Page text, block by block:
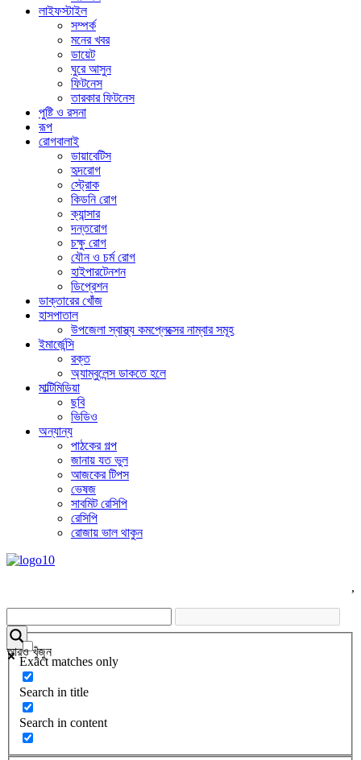
লাইফস্টাইল
সম্পর্ক
মনের খবর
ডায়েট
ঘুরে আসুন
ফিটনেস
তারকার ফিটনেস
পুষ্টি ও রসনা
রূপ
রোগবালাই
ডায়াবেটিস
হৃদরোগ
স্ট্রোক
কিডনি রোগ
ক্যান্সার
দন্তরোগ
চক্ষু রোগ
যৌন ও চর্ম রোগ
হাইপারটেনশন
ডিপ্রেশন
ডাক্তারের খোঁজ
হাসপাতাল
উপজেলা স্বাস্থ্য কমপ্লেক্সের নাম্বার সমূহ
ইমার্জেন্সি
রক্ত
অ্যাম্বুলেন্স ডাকতে হলে
মাল্টিমিডিয়া
ছবি
ভিডিও
অন্যান্য
পাঠকের গল্প
জানায় যত ভুল
আজকের টিপস
ভেষজ
সাবমিট রেসিপি
রেসিপি
রোজায় ভাল থাকুন
,
আরও খুঁজুন
Exact matches only
Search in title
Search in content